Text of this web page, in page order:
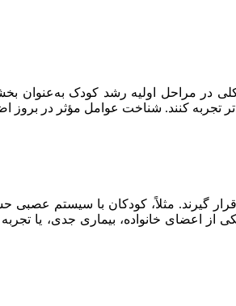
مراحل اولیه رشد کودک به‌عنوان
کنند. شناخت عوامل مؤثر در بروز
گیرند. مثلاً، کودکان با سیستم عصبی
اعضای خانواده، بیماری جدی، یا تجربه